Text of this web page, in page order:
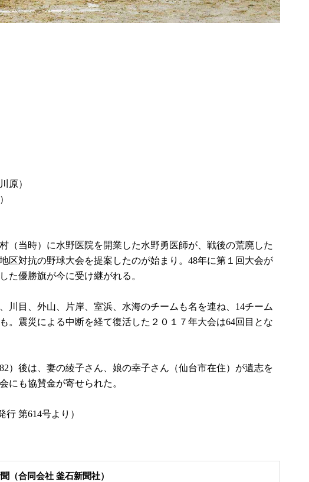
原）
（当時）に水野医院を開業した水野勇医師が、戦後の荒廃した
区対抗の野球大会を提案したのが始まり。48年に第１回大会が
た優勝旗が今に受け継がれる。
川目、外山、片岸、室浜、水海のチームも名を連ね、14チーム
。震災による中断を経て復活した２０１７年大会は64回目とな
）後は、妻の綾子さん、娘の幸子さん（仙台市在住）が遺志を
にも協賛金が寄せられた。
行 第614号より）
（合同会社 釜石新聞社）